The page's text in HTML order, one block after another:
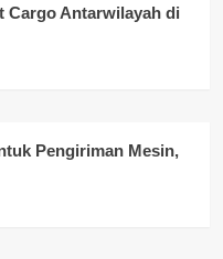
Cargo Antarwilayah di
Pengiriman Mesin,